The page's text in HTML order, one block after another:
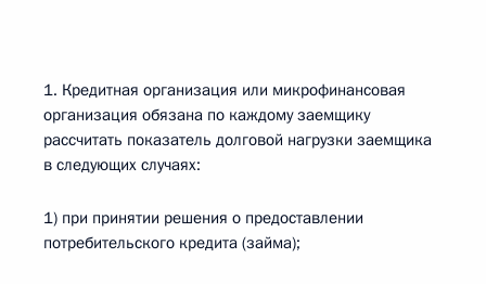
1. Кредитная организация или микрофинансовая
организация обязана по каждому заемщику
рассчитать показатель долговой нагрузки заемщика
в следующих случаях:
1) при принятии решения о предоставлении
потребительского кредита (займа);